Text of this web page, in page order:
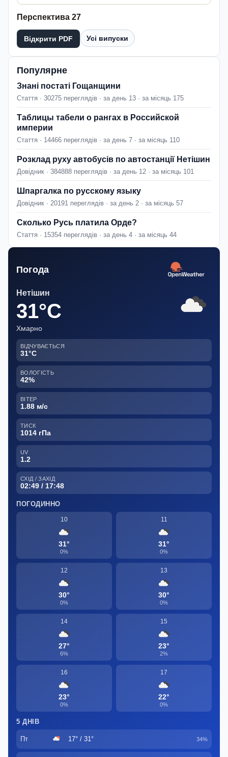
Перспектива 27
Відкрити PDF Усі випуски
Популярне
Знані постаті Гощанщини
Стаття · 30275 переглядів · за день 13 · за місяць 175
Таблицы табели о рангах в Российской
империи
Стаття · 14466 переглядів · за день 7 · за місяць 110
Розклад руху автобусів по автостанції Нетішин
Довідник · 384888 переглядів · за день 12 · за місяць 101
Шпаргалка по русскому языку
Довідник · 20191 переглядів · за день 2 · за місяць 57
Сколько Русь платила Орде?
Стаття · 15354 переглядів · за день 4 · за місяць 44
Погода
Нетішин
31°C
Хмарно
ВІДЧУВАЄТЬСЯ
31°C
ВОЛОГІСТЬ
42%
ВІТЕР
1.88 м/с
ТИСК
1014 гПа
UV
1.2
СХІД / ЗАХІД
02:49 / 17:48
ПОГОДИННО
10
31°
0%
11
31°
0%
12
30°
0%
13
30°
0%
14
27°
6%
15
23°
2%
16
23°
0%
17
22°
0%
5 ДНІВ
Пт 17° / 31° 34%